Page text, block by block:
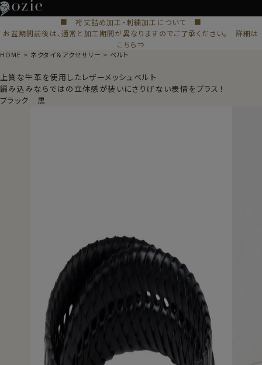
■ 裄丈詰め加工・刺繍加工について ■
お盆期間前後は、通常と加工期間が異なりますのでご了承ください。 詳細は
こちら⇒
HOME ネクタイ＆アクセサリー ベルト
上質な牛革を使用したレザーメッシュベルト
編み込みならではの立体感が装いにさりげない表情をプラス！
ブラック 黒